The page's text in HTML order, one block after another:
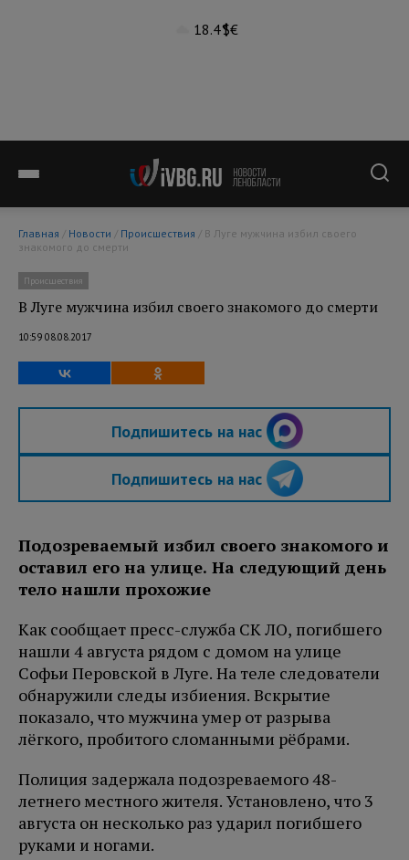
18.4°$€
Главная / Новости / Происшествия
знакомого до смерти
Происшествия
В Луге мужчина избил своего знакомого до смерти
10:59 08.08.2017
Подпишитесь на нас
Подпишитесь на нас
Подозреваемый избил своего знакомого и
оставил его на улице. На следующий день
тело нашли прохожие
Как сообщает пресс-служба СК ЛО, погибшего
нашли 4 августа рядом с домом на улице
Софьи Перовской в Луге. На теле следователи
обнаружили следы избиения. Вскрытие
показало, что мужчина умер от разрыва
лёгкого, пробитого сломанными рёбрами.
Полиция задержала подозреваемого 48-
летнего местного жителя. Установлено, что 3
августа он несколько раз ударил погибшего
руками и ногами.